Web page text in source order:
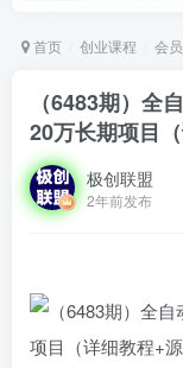
首页 创业课程 会
（6483期）全
20万长期项目
极创联盟
2年前发布